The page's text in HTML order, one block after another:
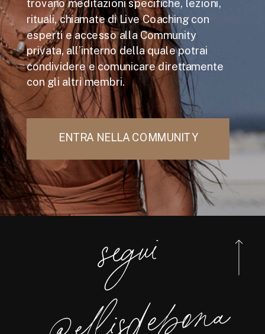
trovano meditazioni specifiche, lezioni,
rituali, chiamate di Live Coaching con
esperti e accesso alla Community
privata, all’interno della quale potrai
condividere e comunicare direttamente
con gli altri membri.
ENTRA NELLA COMMUNITY
se
gui
@ellis
d
e
b
o
n